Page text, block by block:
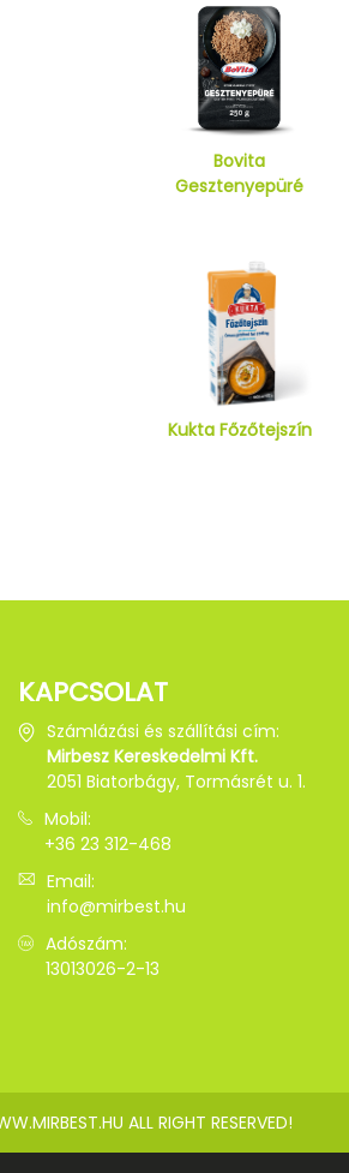
Bovita
Gesztenyepüré
Kukta Főzőtejszín
KAPCSOLAT
Számlázási és szállítási cím:
Mirbesz Kereskedelmi Kft.
2051 Biatorbágy, Tormásrét u. 1.
Mobil:
+36 23 312-468
Email:
info@mirbest.hu
Adószám:
13013026-2-13
ALL RIGHT RESERVED!